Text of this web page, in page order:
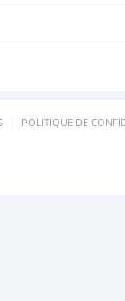
POLITIQUE DE